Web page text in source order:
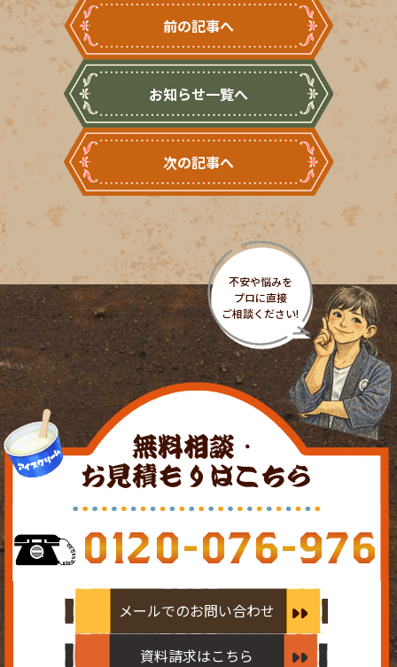
前の記事へ
お知らせ一覧へ
次の記事へ
無料相談・
お見積もりはこちら
0120-076-976
メールでのお問い合わせ
資料請求はこちら